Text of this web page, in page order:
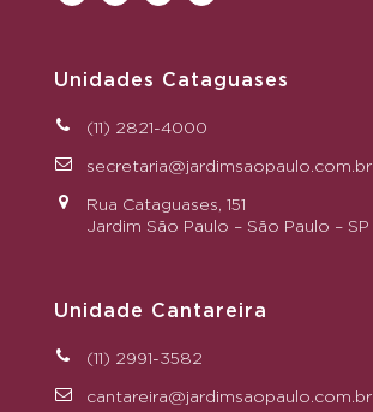
Unidades Cataguases
(11) 2821-4000
secretaria@jardimsaopaulo.com.br
Rua Cataguases, 151
Jardim São Paulo – São Paulo – SP
Unidade Cantareira
(11) 2991-3582
cantareira@jardimsaopaulo.com.br